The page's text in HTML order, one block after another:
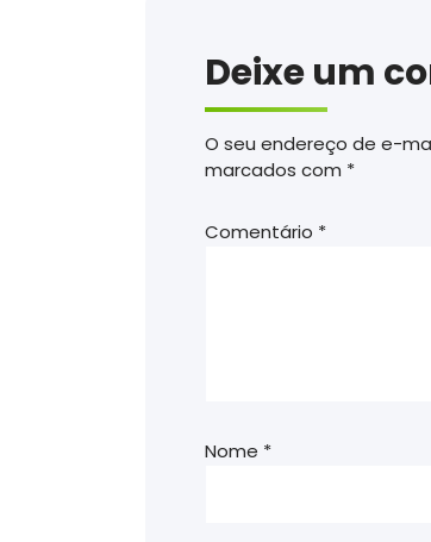
Deixe um
O seu endereço de e-
marcados com *
Comentário *
Nome *